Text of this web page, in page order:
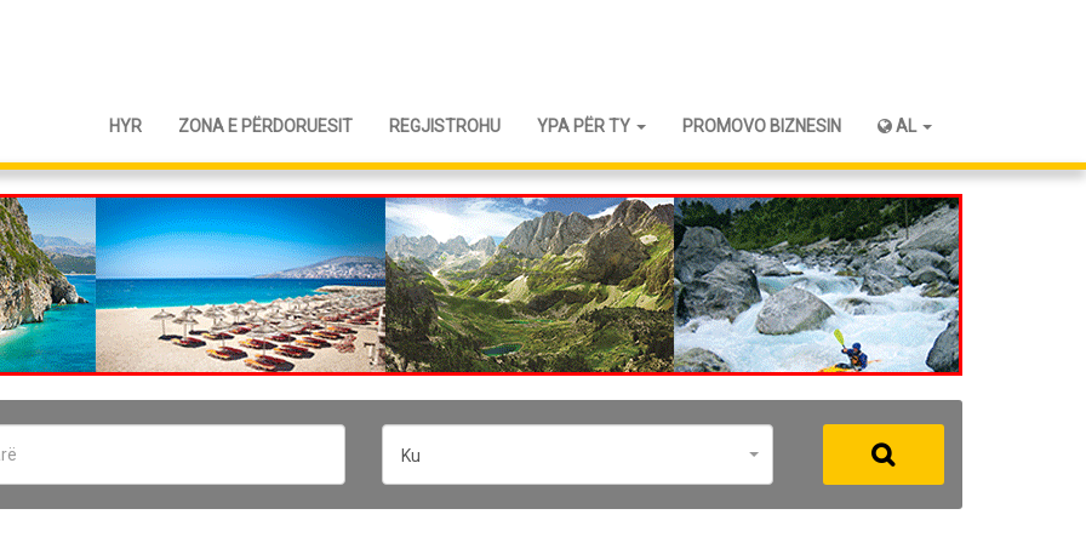
HYR ZONA E PËRDORUESIT REGJISTROHU YPA PËR TY PROMOVO BIZNESIN AL
Ku